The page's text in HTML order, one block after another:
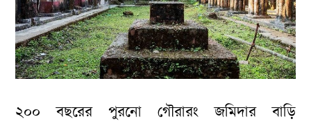
২০০ বছরের পুরনো গৌরারং জমিদার বাড়ি